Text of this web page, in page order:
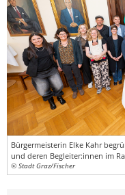
Bürgermeisterin Elke Kahr
und deren Begleiter:innen im
© Stadt Graz/Fischer